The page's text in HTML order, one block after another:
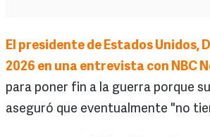
El presidente de Estados Unidos,
2026 en una entrevista con NBC
para poner fin a la guerra porque
aseguró que eventualmente "no